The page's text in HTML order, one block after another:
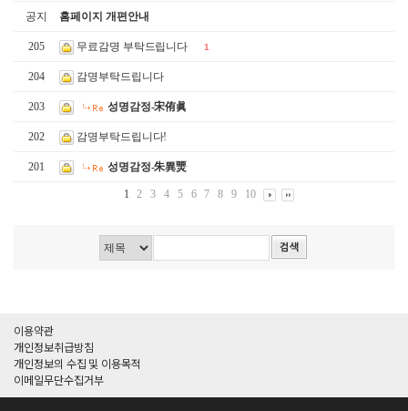
공지 홈페이지 개편안내
205 무료감명 부탁드립니다 1
204 감명부탁드립니다
203 성명감정-宋侑眞
202 감명부탁드립니다!
201 성명감정-朱異燛
1 2 3 4 5 6 7 8 9 10
이용약관
개인정보취급방침
개인정보의 수집 및 이용목적
이메일무단수집거부